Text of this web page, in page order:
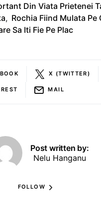
Din Viata Prietenei
, Rochia Fiind Mulata Pe
Sa Iti Fie Pe Plac
X (TWITTER)
MAIL
Post written by:
Nelu Hanganu
FOLLOW